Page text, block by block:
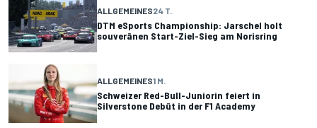
ALLGEMEINES24 T.
DTM eSports Championship: Jarschel holt
souveränen Start-Ziel-Sieg am Norisring
ALLGEMEINES1 M.
Schweizer Red-Bull-Juniorin feiert in
Silverstone Debüt in der F1 Academy